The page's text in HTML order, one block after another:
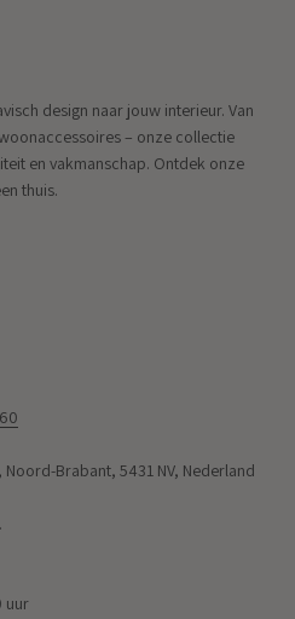
design naar jouw interieur. Van
– onze collectie
en vakmanschap. Ontdek onze
thuis.
Noord-Brabant, 5431 NV, Nederland
uur